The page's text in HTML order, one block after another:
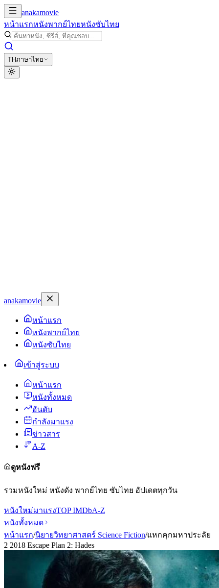
anakamovie
หน้าแรกหนังพากย์ไทยหนังซับไทย
THภาษาไทย
anakamovie
หน้าแรก
หนังพากย์ไทย
หนังซับไทย
เข้าสู่ระบบ
หน้าแรก
หนังทั้งหมด
อันดับ
กำลังมาแรง
ข่าวสาร
A-Z
ดูหนังฟรี
รวมหนังใหม่ หนังดัง พากย์ไทย ซับไทย อัปเดตทุกวัน
หนังใหม่มาแรงTOP IMDbA-Z
หนังทั้งหมด
หน้าแรก/นิยายวิทยาศาสตร์ Science Fiction/แหกคุกมหาประลัย
2 2018 Escape Plan 2: Hades